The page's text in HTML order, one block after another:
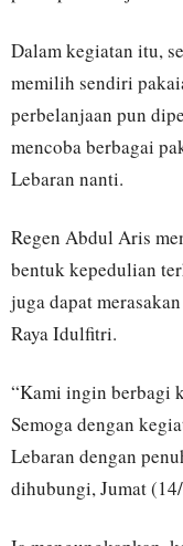
Dalam kegiatan itu,
memilih sendiri
perbelanjaan pun
mencoba berbagai
Lebaran nanti.
Regen Abdul Aris
bentuk kepedulian
juga dapat
Raya Idulfitri.
“Kami ingin berbagi
Semoga dengan
Lebaran dengan
dihubungi, Jumat